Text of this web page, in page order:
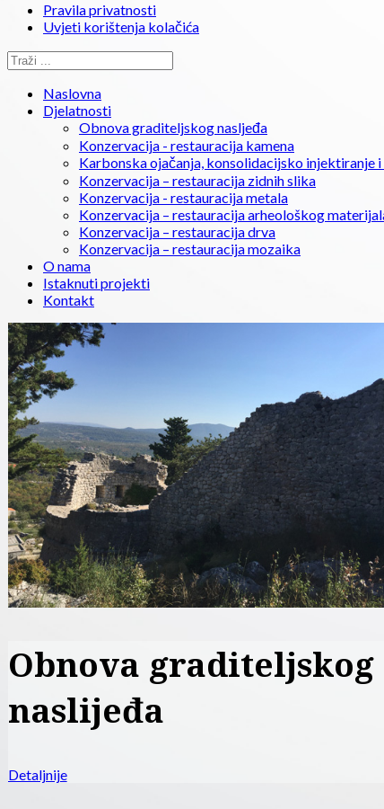
Pravila privatnosti
Uvjeti korištenja kolačića
Naslovna
Djelatnosti
Obnova graditeljskog nasljeđa
Konzervacija - restauracija kamena
Karbonska ojačanja, konsolidacijsko injektiranje i
Konzervacija – restauracija zidnih slika
Konzervacija - restauracija metala
Konzervacija – restauracija arheološkog
Konzervacija – restauracija drva
Konzervacija – restauracija mozaika
O nama
Istaknuti projekti
Kontakt
Konzervacija -
restauracija kamena
Detaljnije